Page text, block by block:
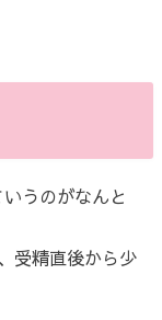
うのがなんと
受精直後から少